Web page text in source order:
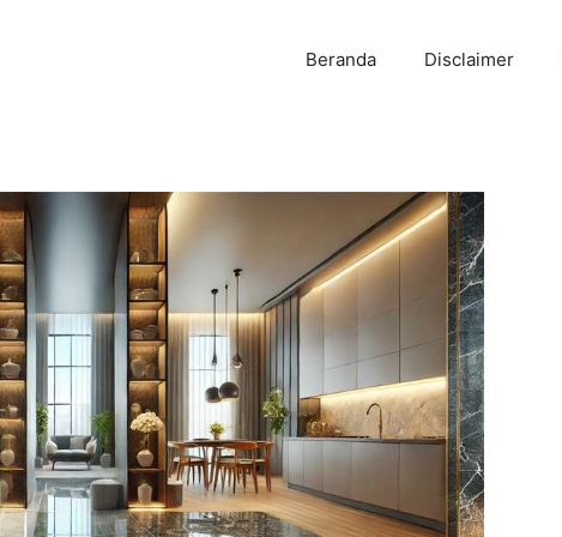
Beranda Disclaimer